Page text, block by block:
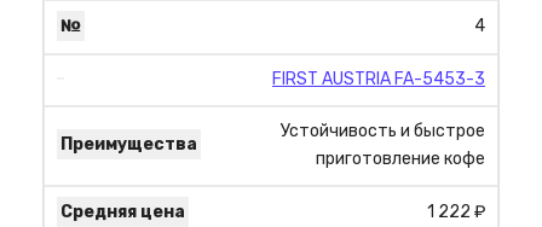
4
FIRST AUSTRIA FA-5453-3
Устойчивость и быстрое
приготовление кофе
1 222 ₽